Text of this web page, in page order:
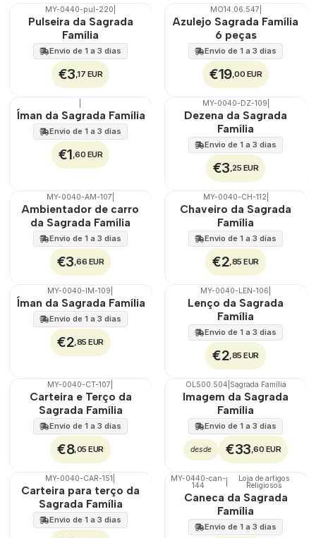
🇵🇹
MY-0440-pul-220
Pulseira da Sagrada
Família
Envio de 1 a 3 dias
€3,17 EUR
🇵🇹
100%
EXT.
MO14.06.547
Azulejo Sagrada Família
6 peças
Envio de 1 a 3 dias
€19,00 EUR
Íman da Sagrada Família
Envio de 1 a 3 dias
€1,60 EUR
🇵🇹
MY-0040-DZ-109
Dezena da Sagrada
Família
Envio de 1 a 3 dias
€3,25 EUR
🇵🇹
MY-0040-AM-107
Ambientador de carro
da Sagrada Família
Envio de 1 a 3 dias
€3,66 EUR
🇵🇹
MY-0040-CH-112
Chaveiro da Sagrada
Família
Envio de 1 a 3 dias
€2,85 EUR
MY-0040-IM-109
Íman da Sagrada Família
Envio de 1 a 3 dias
€2,85 EUR
🇵🇹
MY-0040-LEN-106
Lenço da Sagrada
Família
Envio de 1 a 3 dias
€2,85 EUR
🇵🇹
MY-0040-CT-107
Carteira e Terço da
Sagrada Família
Envio de 1 a 3 dias
€8,05 EUR
🇵🇹
OL500.504 Sagrada Família
Imagem da Sagrada
Família
Envio de 1 a 3 dias
desde €33,60 EUR
🇵🇹
MY-0040-CAR-151
Carteira para terço da
Sagrada Família
Envio de 1 a 3 dias
100%
MY-0440-can-
144
Loja de artigos
Religiosos
Caneca da Sagrada
Família
Envio de 1 a 3 dias